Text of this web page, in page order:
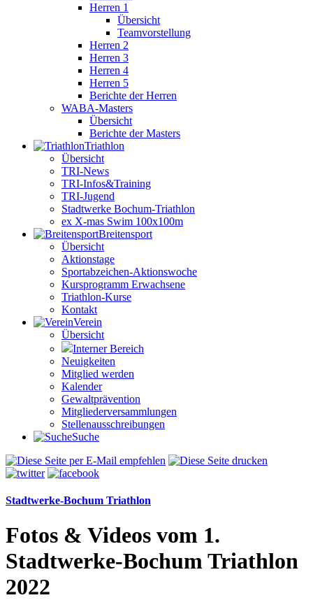
Herren 1
Übersicht
Teamvorstellung
Herren 2
Herren 3
Herren 4
Herren 5
Berichte der Herren
WABA-Masters
Übersicht
Berichte der Masters
Triathlon
Übersicht
TRI-News
TRI-Infos&Training
TRI-Jugend
Stadtwerke Bochum-Triathlon
ex X-mas Swim 100x100m
Breiten­sport
Übersicht
Aktionstage
Sportabzeichen-Aktionswoche
Kursprogramm Erwachsene
Triathlon-Kurse
Kontakt
Verein
Übersicht
Interner Bereich
Neuigkeiten
Mitglied werden
Kalender
Gewaltprävention
Mitglieder­versammlungen
Stellen­aus­schrei­bungen
Suche
Stadtwerke-Bochum Triathlon
Fotos & Videos vom 1.
Stadtwerke-Bochum Triathlon
2022